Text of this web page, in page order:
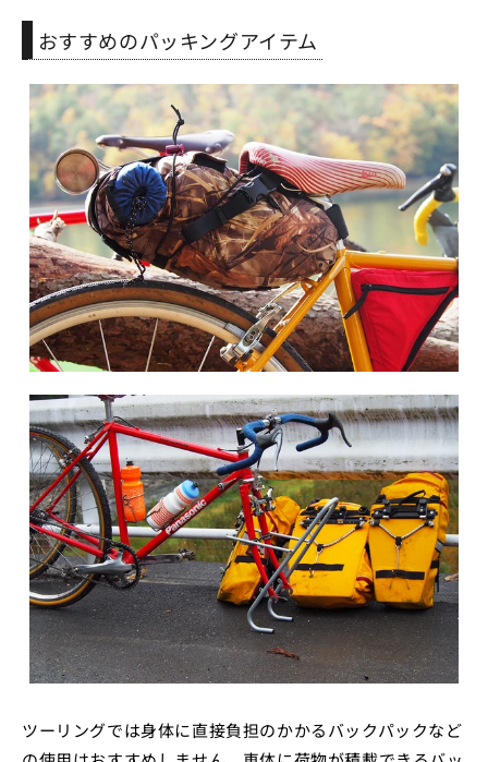
おすすめのパッキングアイテム
ツーリングでは身体に直接負担のかかるバックパックなど